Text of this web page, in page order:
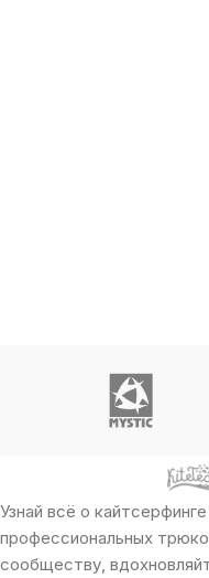
Узнай всё о
профессиональных
сообществу,